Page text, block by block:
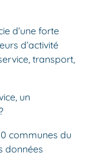
d’une forte
d’activité
transport,
un
communes du
données